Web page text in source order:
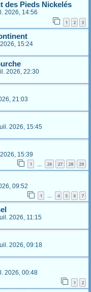
des Pieds Nickelés
2026, 14:56
1 2 3
15:24
2026, 22:30
21:03
2026, 15:45
15:39
1 26 27 28 29
09:52
1 … 4 5 6 7
2026, 11:15
2026, 09:18
2026, 00:48
1 2